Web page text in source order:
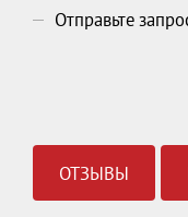
Отправьте
ОТЗЫВЫ